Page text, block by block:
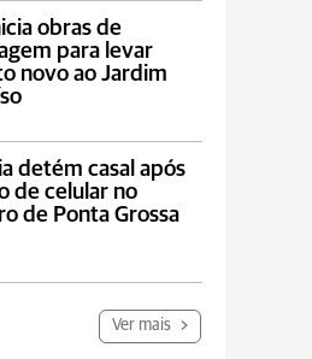
obras de
para levar
novo ao Jardim
detém casal após
de celular no
de Ponta Grossa
Ver mais